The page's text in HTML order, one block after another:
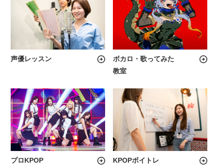
声優レッスン
ボカロ・歌ってみた
教室
プロKPOP
KPOPボイトレ